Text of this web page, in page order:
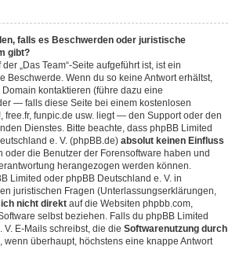
falls es Beschwerden oder juristische
gibt?
„Das Team“-Seite aufgeführt ist, ist ein
Beschwerde. Wenn du so keine Antwort erhältst,
kontaktieren (führe dazu eine
— falls diese Seite bei einem kostenlosen
free.fr, funpic.de usw. liegt — den Support oder den
Dienstes. Bitte beachte, dass phpBB Limited
e. V. (phpBB.de) absolut keinen Einfluss
oder die Benutzer der Forensoftware haben und
herangezogen werden können.
Limited oder phpBB Deutschland e. V. in
juristischen Fragen (Unterlassungserklärungen,
nicht direkt auf die Websiten phpbb.com,
selbst beziehen. Falls du phpBB Limited
E-Mails schreibst, die die Softwarenutzung durch
wenn überhaupt, höchstens eine knappe Antwort